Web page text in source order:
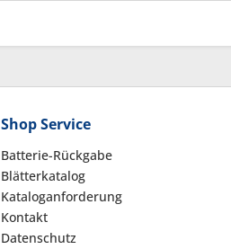
Shop Service
Batterie-Rückgabe
Blätterkatalog
Kataloganforderung
Kontakt
Datenschutz